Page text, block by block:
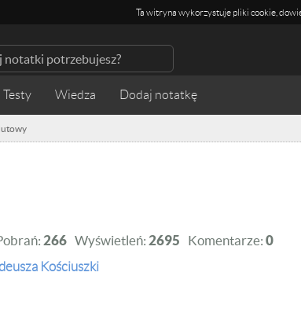
Ta witryna wykorzystuje pliki cookie,
Testy Wiedza
266 Wyświetleń: 2695 Komentarze: 0
Kościuszki